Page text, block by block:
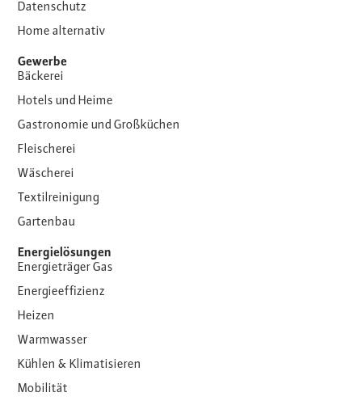
Datenschutz
Home alternativ
Gewerbe
Bäckerei
Hotels und Heime
Gastronomie und Großküchen
Fleischerei
Wäscherei
Textilreinigung
Gartenbau
Energielösungen
Energieträger Gas
Energieeffizienz
Heizen
Warmwasser
Kühlen & Klimatisieren
Mobilität